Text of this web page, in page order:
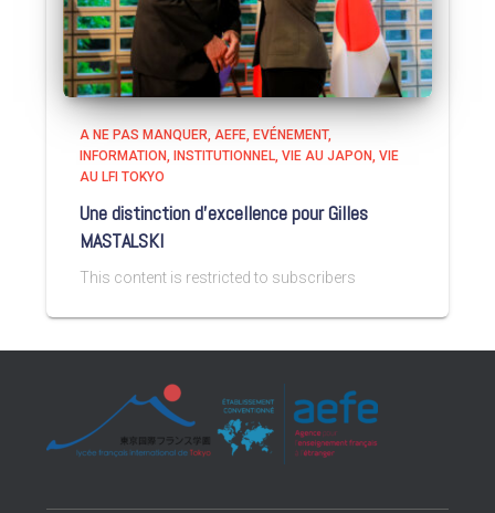
A NE PAS MANQUER AEFE EVÉNEMENT
INFORMATION
INSTITUTIONNEL VIE AU JAPON VIE
AU LFI TOKYO
Une distinction d’excellence pour Gilles
MASTALSKI
This content is restricted to subscribers